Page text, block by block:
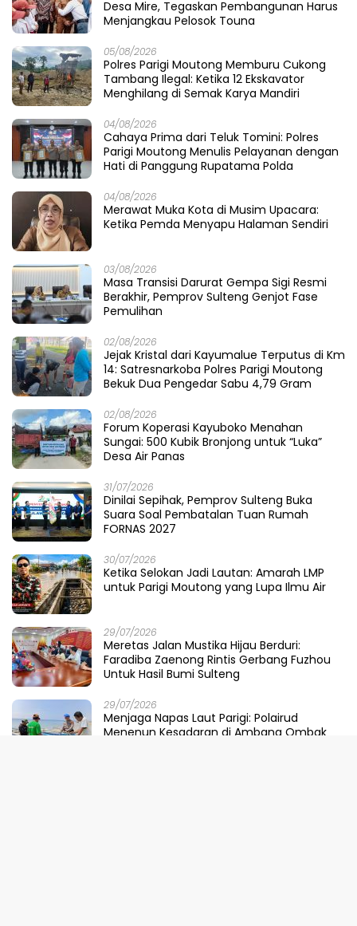
Desa Mire, Tegaskan Pembangunan Harus
Menjangkau Pelosok Touna
05/08/2026
Polres Parigi Moutong Memburu Cukong
Tambang Ilegal: Ketika 12 Ekskavator
Menghilang di Semak Karya Mandiri
04/08/2026
Cahaya Prima dari Teluk Tomini: Polres
Parigi Moutong Menulis Pelayanan dengan
Hati di Panggung Rupatama Polda
04/08/2026
Merawat Muka Kota di Musim Upacara:
Ketika Pemda Menyapu Halaman Sendiri
03/08/2026
Masa Transisi Darurat Gempa Sigi Resmi
Berakhir, Pemprov Sulteng Genjot Fase
Pemulihan
02/08/2026
Jejak Kristal dari Kayumalue Terputus di Km
14: Satresnarkoba Polres Parigi Moutong
Bekuk Dua Pengedar Sabu 4,79 Gram
02/08/2026
Forum Koperasi Kayuboko Menahan
Sungai: 500 Kubik Bronjong untuk “Luka”
Desa Air Panas
31/07/2026
Dinilai Sepihak, Pemprov Sulteng Buka
Suara Soal Pembatalan Tuan Rumah
FORNAS 2027
30/07/2026
Ketika Selokan Jadi Lautan: Amarah LMP
untuk Parigi Moutong yang Lupa Ilmu Air
29/07/2026
Meretas Jalan Mustika Hijau Berduri:
Faradiba Zaenong Rintis Gerbang Fuzhou
Untuk Hasil Bumi Sulteng
29/07/2026
​Menjaga Napas Laut Parigi: Polairud
Menenun Kesadaran di Ambang Ombak